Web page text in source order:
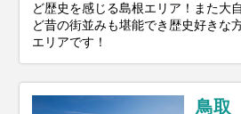
ど歴史を感じる島根エリア！また大
ど昔の街並みも堪能でき歴史好きな
エリアです！
鳥取